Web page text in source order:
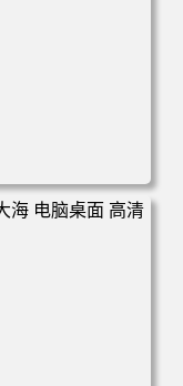
山 天空 夕阳 辉光